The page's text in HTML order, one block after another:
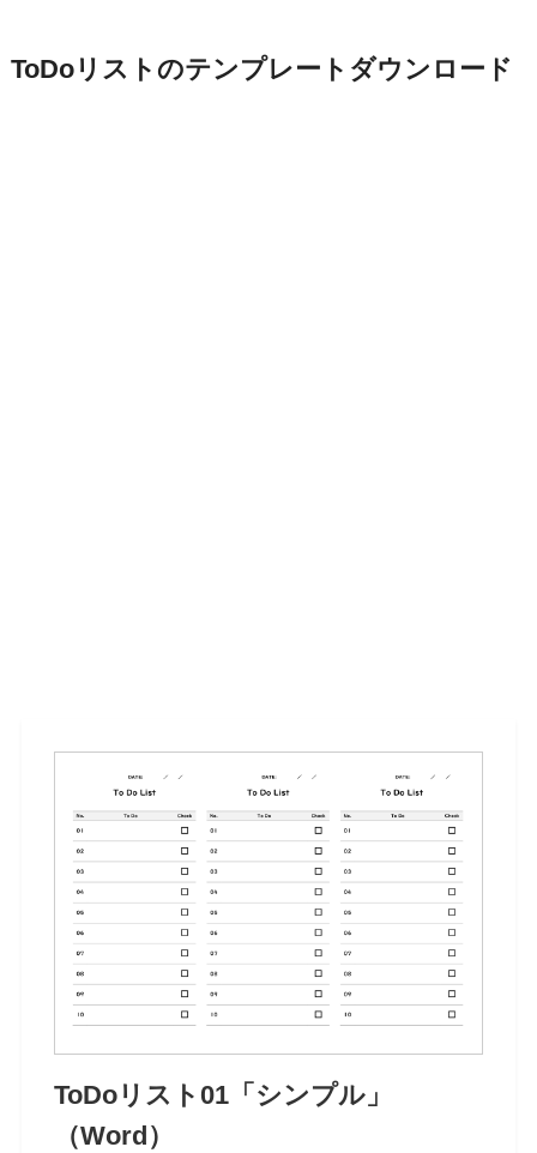
ToDoリストのテンプレートダウンロード
ToDoリスト01「シンプル」
（Word）